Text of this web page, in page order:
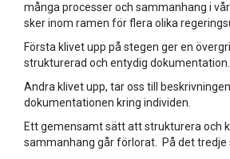
många processer och sammanhang i
sker inom ramen för flera olika
Första klivet upp på stegen ger en
strukturerad och entydig dokumentation.
Andra klivet upp, tar oss till
dokumentationen kring individen.
Ett gemensamt sätt att strukturera och
sammanhang går förlorat. På det tredje